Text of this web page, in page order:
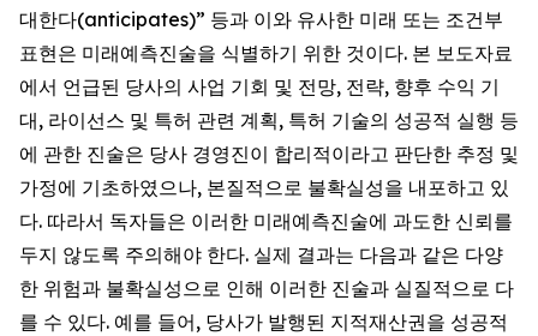
대한다(anticipates)” 등과 이와 유사한 미래 또는 조건부
표현은 미래예측진술을 식별하기 위한 것이다. 본 보도자료
에서 언급된 당사의 사업 기회 및 전망, 전략, 향후 수익 기
대, 라이선스 및 특허 관련 계획, 특허 기술의 성공적 실행 등
에 관한 진술은 당사 경영진이 합리적이라고 판단한 추정 및
가정에 기초하였으나, 본질적으로 불확실성을 내포하고 있
다. 따라서 독자들은 이러한 미래예측진술에 과도한 신뢰를
두지 않도록 주의해야 한다. 실제 결과는 다음과 같은 다양
한 위험과 불확실성으로 인해 이러한 진술과 실질적으로 다
를 수 있다. 예를 들어, 당사가 발행된 지적재산권을 성공적